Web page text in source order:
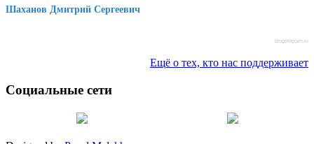
Шаханов Дмитрий Сергеевич
blogprogram.ru
Ещё о тех, кто нас поддерживает
Социальные сети